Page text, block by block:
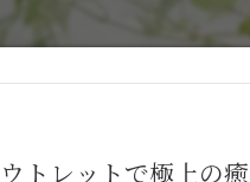
トレットで極上の